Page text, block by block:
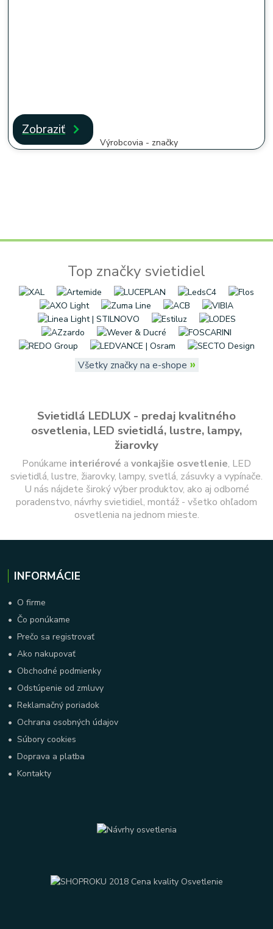
Zobraziť
Výrobcovia - značky
Top značky svietidiel
Všetky značky na e-shope »
Svietidlá LEDLUX - predaj kvalitného
osvetlenia, LED svietidlá, lustre, lampy,
žiarovky
Ponúkame interiérové a vonkajšie osvetlenie, LED
svietidlá, lustre, žiarovky, lampy, svetlá, zásuvky a vypínače.
U nás nájdete široký výber produktov, ako aj odborné
poradenstvo, návrhy svietidiel, montáž - všetko ohľadom
osvetlenia na jednom mieste.
INFORMÁCIE
• O firme
• Čo ponúkame
•Prečo sa registrovať
•Ako nakupovať
• Obchodné podmienky
• Odstúpenie od zmluvy
•Reklamačný poriadok
• Ochrana osobných údajov
•Súbory cookies
•Doprava a platba
•Kontakty